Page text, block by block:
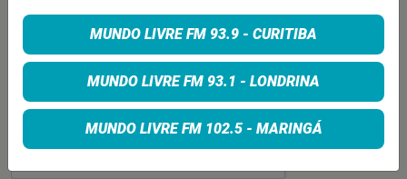
MUNDO LIVRE FM 93.9 - CURITIBA
MUNDO LIVRE FM 93.1 - LONDRINA
MUNDO LIVRE FM 102.5 - MARINGÁ